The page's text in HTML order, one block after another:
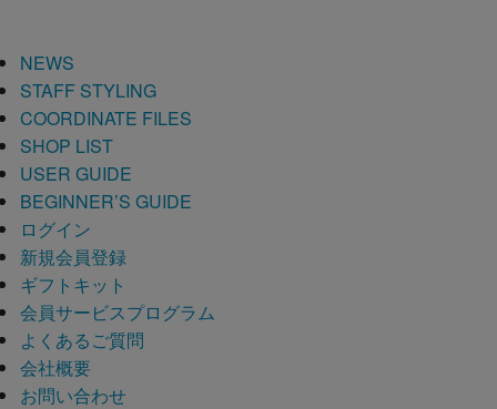
NEWS
STAFF STYLING
COORDINATE FILES
SHOP LIST
USER GUIDE
BEGINNER’S GUIDE
ログイン
新規会員登録
ギフトキット
会員サービスプログラム
よくあるご質問
会社概要
お問い合わせ